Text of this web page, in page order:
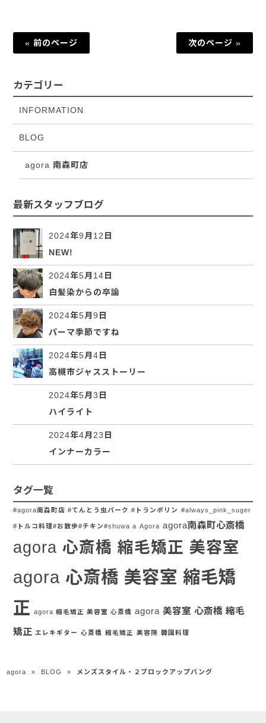
« 前のページ 次のページ »
カテゴリー
INFORMATION
BLOG
agora 南森町店
最新スタッフブログ
2024年9月12日
NEW!
2024年5月14日
白髪染からの卒論
2024年5月9日
パーマ季節ですね
2024年5月4日
高槻市ジャスストーリー
2024年5月3日
ハイライト
2024年4月23日
インナーカラー
タグ一覧
#agora南森町店 #てんとう虫パーク #トランポリン #always_pink_suger
#トルコ料理#お散歩#チキン#shuwa a Agora agora南森町心斎橋
agora 心斎橋 縮毛矯正 美容室
agora 心斎橋 美容室 縮毛矯
正 agora 縮毛矯正 美容室 心斎橋 agora 美容室 心斎橋 縮毛
矯正 エレキギター 心斎橋 縮毛矯正 美容院 韓国料理
agora » BLOG » メンズスタイル・２ブロックアップバング